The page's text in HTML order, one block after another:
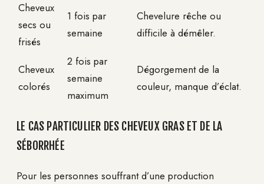
Cheveux
secs ou
frisés
1 fois par
semaine
Chevelure rêche ou
difficile à démêler.
Cheveux
colorés
2 fois par
semaine
maximum
Dégorgement de la
couleur, manque d’éclat.
LE CAS PARTICULIER DES CHEVEUX GRAS ET DE LA
SÉBORRHÉE
Pour les personnes souffrant d’une production